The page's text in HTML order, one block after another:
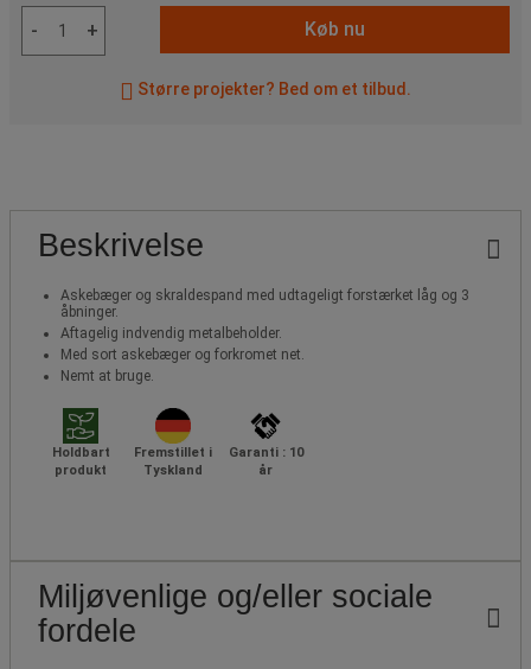
-
+ Køb nu
Større projekter? Bed om et tilbud.
Beskrivelse
Askebæger og skraldespand med udtageligt forstærket låg og 3
åbninger.
Aftagelig indvendig metalbeholder.
Med sort askebæger og forkromet net.
Nemt at bruge.
Holdbart
produkt
Fremstillet i
Tyskland
Garanti : 10
år
Miljøvenlige og/eller sociale
fordele